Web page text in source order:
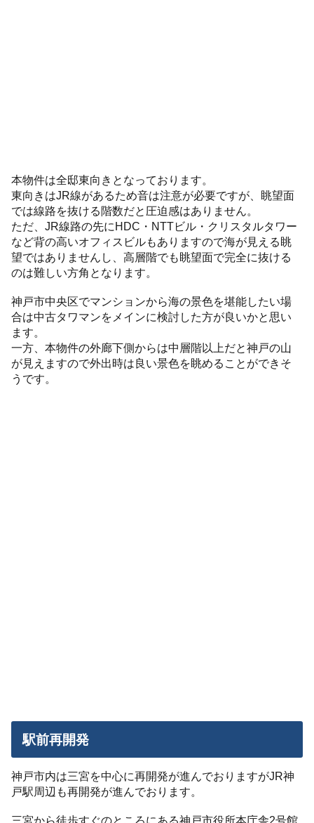
本物件は全邸東向きとなっております。
東向きはJR線があるため音は注意が必要ですが、眺望面
では線路を抜ける階数だと圧迫感はありません。
ただ、JR線路の先にHDC・NTTビル・クリスタルタワー
など背の高いオフィスビルもありますので海が見える眺
望ではありませんし、高層階でも眺望面で完全に抜ける
のは難しい方角となります。
神戸市中央区でマンションから海の景色を堪能したい場
合は中古タワマンをメインに検討した方が良いかと思い
ます。
一方、本物件の外廊下側からは中層階以上だと神戸の山
が見えますので外出時は良い景色を眺めることができそ
うです。
駅前再開発
神戸市内は三宮を中心に再開発が進んでおりますがJR神
戸駅周辺も再開発が進んでおります。
三宮から徒歩すぐのところにある神戸市役所本庁舎2号館